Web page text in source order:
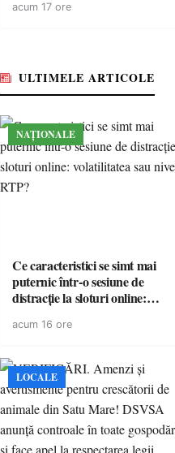
energie electrică a fabricilor de
acum 17 ore
ULTIMELE ARTICOLE
NAȚIONALE
Ce caracteristici se simt mai
puternic într-o sesiune de
distracție la sloturi online:
acum 16 ore
LOCALE